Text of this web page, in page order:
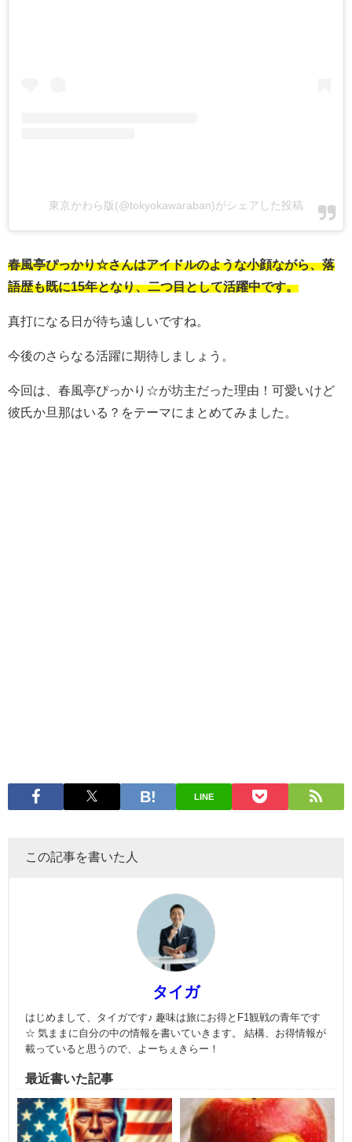
東京かわら版(@tokyokawaraban)がシェアした投稿
春風亭ぴっかり☆さんはアイドルのような小顔ながら、落
語歴も既に15年となり、二つ目として活躍中です。
真打になる日が待ち遠しいですね。
今後のさらなる活躍に期待しましょう。
今回は、春風亭ぴっかり☆が坊主だった理由！可愛いけど
彼氏か旦那はいる？をテーマにまとめてみました。
LINE
この記事を書いた人
タイガ
はじめまして、タイガです♪ 趣味は旅にお得とF1観戦の青年です
☆ 気ままに自分の中の情報を書いていきます。 結構、お得情報が
載っていると思うので、よーちぇきらー！
最近書いた記事